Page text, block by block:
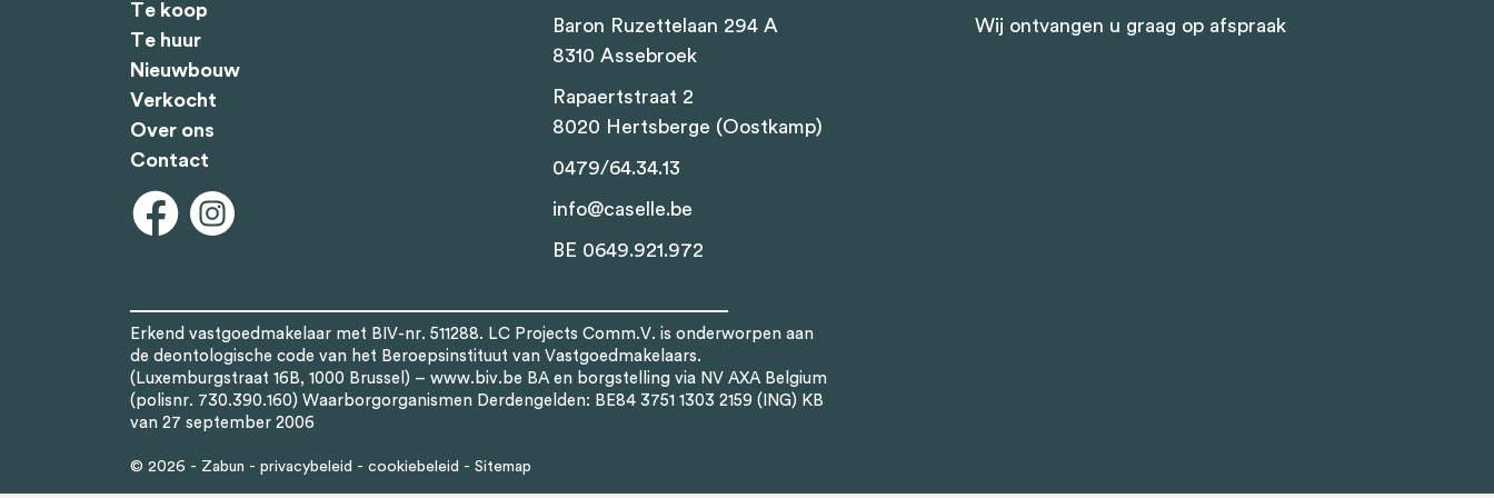
Te koop
Te huur
Nieuwbouw
Verkocht
Over ons
Contact
Baron Ruzettelaan 294 A
8310 Assebroek
Rapaertstraat 2
8020 Hertsberge (Oostkamp)
0479/64.34.13
info@caselle.be
BE 0649.921.972
Wij ontvangen u graag op afspraak
Erkend vastgoedmakelaar met BIV-nr. 511288. LC Projects Comm.V. is onderworpen aan
de deontologische code van het Beroepsinstituut van Vastgoedmakelaars.
(Luxemburgstraat 16B, 1000 Brussel) – www.biv.be BA en borgstelling via NV AXA Belgium
(polisnr. 730.390.160) Waarborgorganismen Derdengelden: BE84 3751 1303 2159 (ING) KB
van 27 september 2006
© 2026 - Zabun - privacybeleid - cookiebeleid - Sitemap